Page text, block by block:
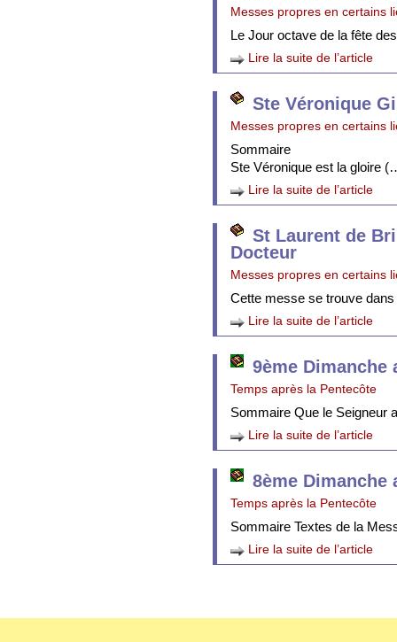
Messes propres en certains
Le Jour octave de la fête
Lire la suite de l’article
Ste Véronique
Messes propres en certains
Sommaire
Ste Véronique est la gloire
Lire la suite de l’article
St Laurent de
Docteur
Messes propres en certains
Cette messe se trouve
Lire la suite de l’article
9ème Dimanche
Temps après la Pentecôte
Sommaire Que le Seigneur
Lire la suite de l’article
8ème Dimanche
Temps après la Pentecôte
Sommaire Textes de la
Lire la suite de l’article